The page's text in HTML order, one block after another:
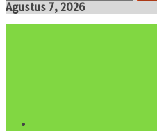
Agustus 7, 2026